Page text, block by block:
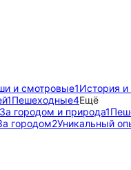
и смотровые1История и
1Пешеходные4Ещё
За городом и природа1
городом2Уникальный